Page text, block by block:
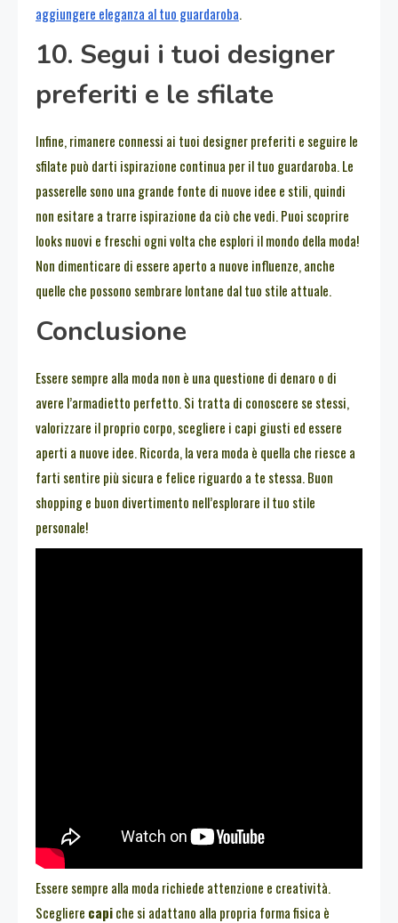
aggiungere eleganza al tuo guardaroba.
10. Segui i tuoi designer
preferiti e le sfilate
Infine, rimanere connessi ai tuoi designer preferiti e seguire le
sfilate può darti ispirazione continua per il tuo guardaroba. Le
passerelle sono una grande fonte di nuove idee e stili, quindi
non esitare a trarre ispirazione da ciò che vedi. Puoi scoprire
looks nuovi e freschi ogni volta che esplori il mondo della moda!
Non dimenticare di essere aperto a nuove influenze, anche
quelle che possono sembrare lontane dal tuo stile attuale.
Conclusione
Essere sempre alla moda non è una questione di denaro o di
avere l’armadietto perfetto. Si tratta di conoscere se stessi,
valorizzare il proprio corpo, scegliere i capi giusti ed essere
aperti a nuove idee. Ricorda, la vera moda è quella che riesce a
farti sentire più sicura e felice riguardo a te stessa. Buon
shopping e buon divertimento nell’esplorare il tuo stile
personale!
Essere sempre alla moda richiede attenzione e creatività.
Scegliere capiche si adattano alla propria forma fisica è